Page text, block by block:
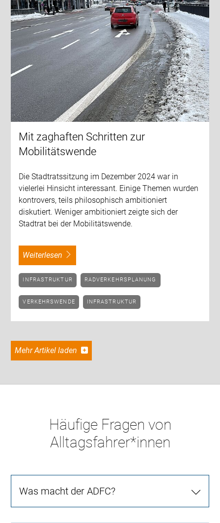
Mit zaghaften Schritten zur
Mobilitätswende
Die Stadtratssitzung im Dezember 2024 war in
vielerlei Hinsicht interessant. Einige Themen wurden
kontrovers, teils philosophisch ambitioniert
diskutiert. Weniger ambitioniert zeigte sich der
Stadtrat bei der Mobilitätswende.
weiterlesen
INFRASTRUKTUR RADVERKEHRSPLANUNG
VERKEHRSWENDE INFRASTRUKTUR
Mehr Artikel laden
Häufige Fragen von
Alltagsfahrer*innen
Was macht der ADFC?